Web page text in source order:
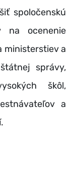
spoločenskú
na ocenenie
ministerstiev a
správy,
škôl,
a